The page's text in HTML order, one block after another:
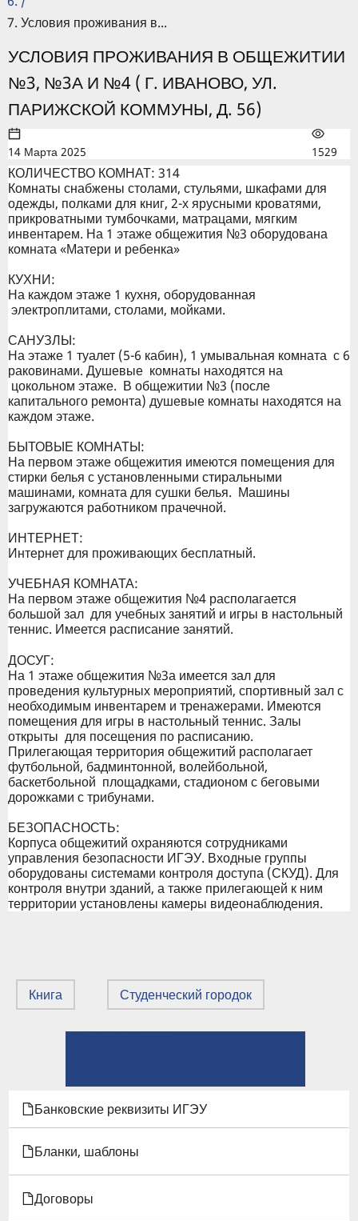
Условия проживания в...
УСЛОВИЯ ПРОЖИВАНИЯ В ОБЩЕЖИТИИ
№3, №3А И №4 ( Г. ИВАНОВО, УЛ.
ПАРИЖСКОЙ КОММУНЫ, Д. 56)
14 Марта 2025 1529
КОЛИЧЕСТВО КОМНАТ: 314
Комнаты снабжены столами, стульями, шкафами для
одежды, полками для книг, 2-х ярусными кроватями,
прикроватными тумбочками, матрацами, мягким
инвентарем. На 1 этаже общежития №3 оборудована
комната «Матери и ребенка»
КУХНИ:
На каждом этаже 1 кухня, оборудованная
электроплитами, столами, мойками.
САНУЗЛЫ:
На этаже 1 туалет (5-6 кабин), 1 умывальная комната с 6
раковинами. Душевые комнаты находятся на
цокольном этаже. В общежитии №3 (после
капитального ремонта) душевые комнаты находятся на
каждом этаже.
БЫТОВЫЕ КОМНАТЫ:
На первом этаже общежития имеются помещения для
стирки белья с установленными стиральными
машинами, комната для сушки белья. Машины
загружаются работником прачечной.
ИНТЕРНЕТ:
Интернет для проживающих бесплатный.
УЧЕБНАЯ КОМНАТА:
На первом этаже общежития №4 располагается
большой зал для учебных занятий и игры в настольный
теннис. Имеется расписание занятий.
ДОСУГ:
На 1 этаже общежития №3а имеется зал для
проведения культурных мероприятий, спортивный зал с
необходимым инвентарем и тренажерами. Имеются
помещения для игры в настольный теннис. Залы
открыты для посещения по расписанию.
Прилегающая территория общежитий располагает
футбольной, бадминтонной, волейбольной,
баскетбольной площадками, стадионом с беговыми
дорожками с трибунами.
БЕЗОПАСНОСТЬ:
Корпуса общежитий охраняются сотрудниками
управления безопасности ИГЭУ. Входные группы
оборудованы системами контроля доступа (СКУД). Для
контроля внутри зданий, а также прилегающей к ним
территории установлены камеры видеонаблюдения.
Книга Студенческий городок
КНИГИ
ДЛЯ
УСЛОВИЯ
ПРОЖИВАНИЯ
Банковские реквизиты ИГЭУ
Бланки, шаблоны
Договоры